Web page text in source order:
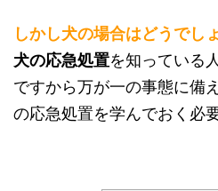
しかし犬の場合はどうでし
犬の応急処置を知っている
ですから万が一の事態に備
の応急処置を学んでおく必